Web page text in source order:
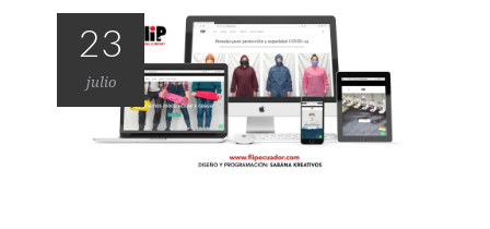
23
julio